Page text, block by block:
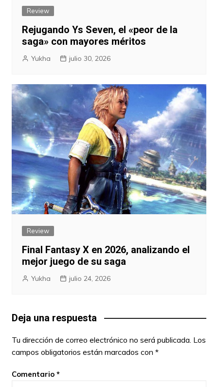
Review
Rejugando Ys Seven, el «peor de la
saga» con mayores méritos
Yukha julio 30, 2026
Review
Final Fantasy X en 2026, analizando el
mejor juego de su saga
Yukha julio 24, 2026
Deja una respuesta
Tu dirección de correo electrónico no será publicada. Los
campos obligatorios están marcados con *
Comentario *